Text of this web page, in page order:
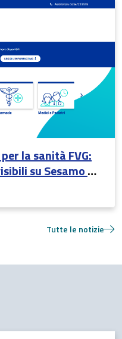
la sanità FVG:
su Sesamo –
Tutte le notizie